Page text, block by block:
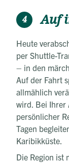
4 Auf
Heute
per Shuttle-
– in den
Auf der Fahrt
allmählich
wird. Bei Ihrer
persönlicher
Tagen
Karibikküste.
Die Region ist